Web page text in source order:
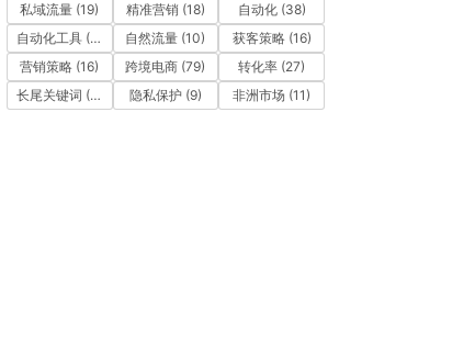
私域流量 (19) 精准营销(18) 自动化(38)
自动化工具 (11) 自然流量 (10) 获客策略(16)
营销策略 (16) 跨境电商 (79) 转化率 (27)
长尾关键词 (12) 隐私保护(9) 非洲市场 (11)